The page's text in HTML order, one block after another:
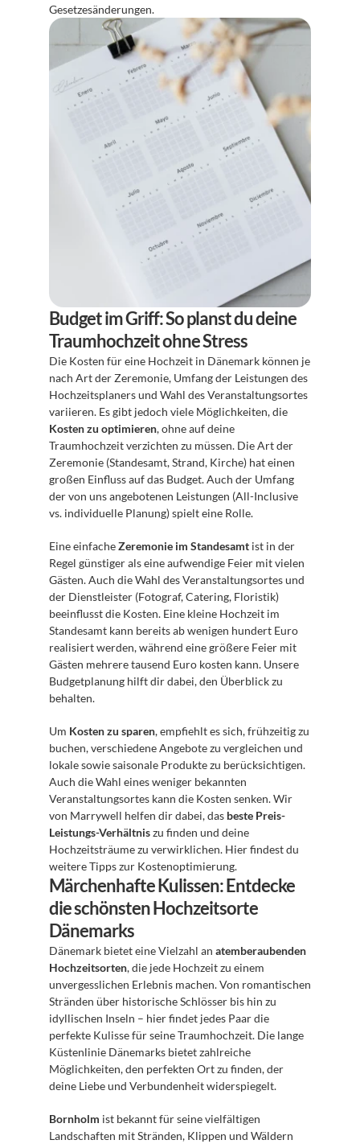
Gesetzesänderungen.
Budget im Griff: So planst du deine
Traumhochzeit ohne Stress
Die Kosten für eine Hochzeit in Dänemark können je
nach Art der Zeremonie, Umfang der Leistungen des
Hochzeitsplaners und Wahl des Veranstaltungsortes
Kosten zu optimieren, ohne auf deine
Traumhochzeit verzichten zu müssen. Die Art der
Zeremonie (Standesamt, Strand, Kirche) hat einen
großen Einfluss auf das Budget. Auch der Umfang
der von uns angebotenen Leistungen (All-Inclusive
vs. individuelle Planung) spielt eine Rolle.
Eine einfache Zeremonie im Standesamt ist in der
Regel günstiger als eine aufwendige Feier mit vielen
Gästen. Auch die Wahl des Veranstaltungsortes und
der Dienstleister (Fotograf, Catering, Floristik)
beeinflusst die Kosten. Eine kleine Hochzeit im
Standesamt kann bereits ab wenigen hundert Euro
realisiert werden, während eine größere Feier mit
Gästen mehrere tausend Euro kosten kann. Unsere
Budgetplanung hilft dir dabei, den Überblick zu
behalten.
Um Kosten zu sparen, empfiehlt es sich, frühzeitig zu
buchen, verschiedene Angebote zu vergleichen und
lokale sowie saisonale Produkte zu berücksichtigen.
Auch die Wahl eines weniger bekannten
Veranstaltungsortes kann die Kosten senken. Wir
von Marrywell helfen dir dabei, das beste Preis-
Leistungs-Verhältnis zu finden und deine
Hochzeitsträume zu verwirklichen. Hier findest du
weitere Tipps zur Kostenoptimierung.
Märchenhafte Kulissen: Entdecke
die schönsten Hochzeitsorte
Dänemarks
Dänemark bietet eine Vielzahl an atemberaubenden
Hochzeitsorten, die jede Hochzeit zu einem
unvergesslichen Erlebnis machen. Von romantischen
Stränden über historische Schlösser bis hin zu
idyllischen Inseln – hier findet jedes Paar die
perfekte Kulisse für seine Traumhochzeit. Die lange
Küstenlinie Dänemarks bietet zahlreiche
Möglichkeiten, den perfekten Ort zu finden, der
deine Liebe und Verbundenheit widerspiegelt.
Bornholm ist bekannt für seine vielfältigen
Landschaften mit Stränden, Klippen und Wäldern